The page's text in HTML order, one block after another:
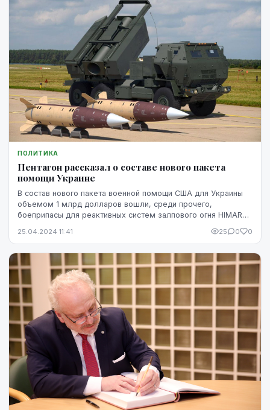
ПОЛИТИКА
Пентагон рассказал о составе нового пакета
помощи Украине
В состав нового пакета военной помощи США для Украины
объемом 1 млрд долларов вошли, среди прочего,
боеприпасы для реактивных систем залпового огня HIMARS,
25.04.2024 11:41 25 0 0